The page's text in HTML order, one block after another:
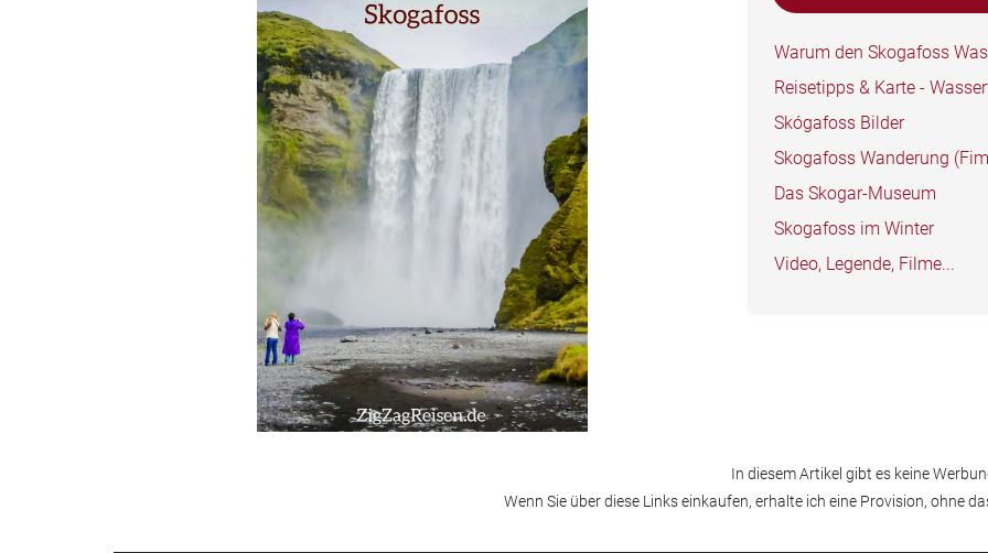
Warum den Skogafoss
Reisetipps & Karte -
Skógafoss Bilder
Skogafoss Wanderung
Das Skogar-Museum
Skogafoss im Winter
Video, Legende, Filme...
In diesem Artikel gibt es keine
Wenn Sie über diese Links einkaufen, erhalte ich eine Provision, ohne